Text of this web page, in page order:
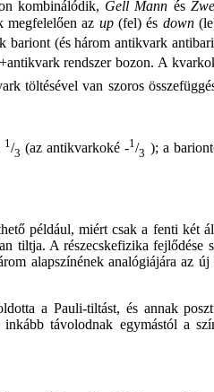
kombinálódik, Gell Mann és
megfelelően az up(fel) és down
bariont (és három antikvark
rendszer bozon. A
töltésével van szoros
1/3 (az antikvarkoké -1/3 ); a
például, miért csak a fenti két
tiltja. A részecskefizika fejlődése
alapszínének analógiájára az új
a Pauli-tiltást, és annak
távolodnak egymástól a